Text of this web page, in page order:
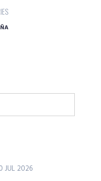
JUL 2026